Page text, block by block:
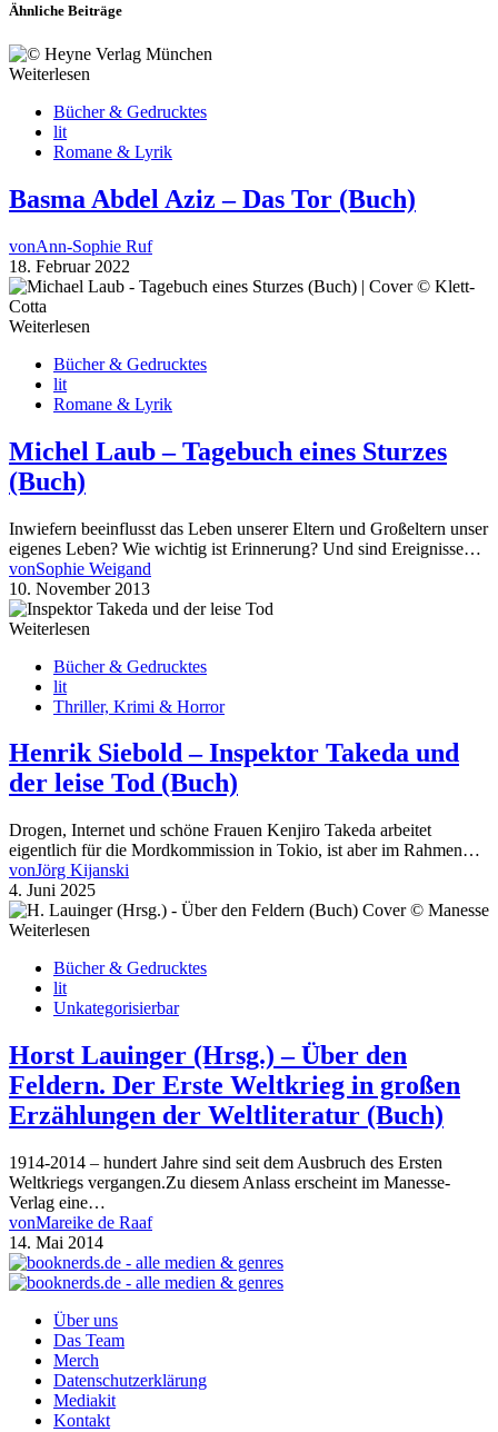
Ähnliche Beiträge
Weiterlesen
Bücher & Gedrucktes
lit
Romane & Lyrik
Basma Abdel Aziz – Das Tor (Buch)
vonAnn-Sophie Ruf
18. Februar 2022
Weiterlesen
Bücher & Gedrucktes
lit
Romane & Lyrik
Michel Laub – Tagebuch eines Sturzes
(Buch)
Inwiefern beeinflusst das Leben unserer Eltern und Großeltern unser
eigenes Leben? Wie wichtig ist Erinnerung? Und sind Ereignisse…
vonSophie Weigand
10. November 2013
Weiterlesen
Bücher & Gedrucktes
lit
Thriller, Krimi & Horror
Henrik Siebold – Inspektor Takeda und
der leise Tod (Buch)
Drogen, Internet und schöne Frauen Kenjiro Takeda arbeitet
eigentlich für die Mordkommission in Tokio, ist aber im Rahmen…
vonJörg Kijanski
4. Juni 2025
Weiterlesen
Bücher & Gedrucktes
lit
Unkategorisierbar
Horst Lauinger (Hrsg.) – Über den
Feldern. Der Erste Weltkrieg in großen
Erzählungen der Weltliteratur (Buch)
1914-2014 – hundert Jahre sind seit dem Ausbruch des Ersten
Weltkriegs vergangen.Zu diesem Anlass erscheint im Manesse-
Verlag eine…
vonMareike de Raaf
14. Mai 2014
Über uns
Das Team
Merch
Datenschutzerklärung
Mediakit
Kontakt